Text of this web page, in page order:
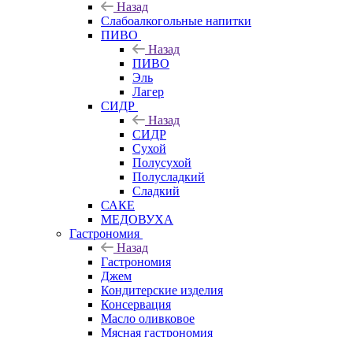
Назад
Слабоалкогольные напитки
ПИВО
Назад
ПИВО
Эль
Лагер
СИДР
Назад
СИДР
Сухой
Полусухой
Полусладкий
Сладкий
САКЕ
МЕДОВУХА
Гастрономия
Назад
Гастрономия
Джем
Кондитерские изделия
Консервация
Масло оливковое
Мясная гастрономия